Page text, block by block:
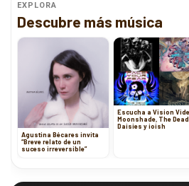
EXPLORA
Descubre más música
Agustina Bécares invita
“Breve relato de un
suceso irreversible”
Escucha a Vision
Moonshade, The Dead
Daisies y ioish